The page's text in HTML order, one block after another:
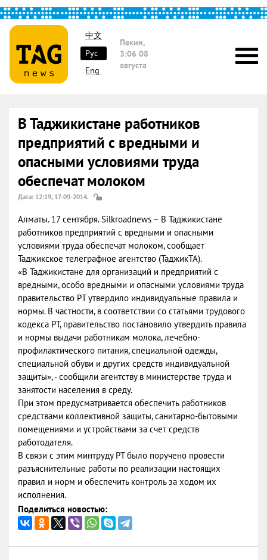
中文
Рус
Eng
Пекин,
3:06 08
августа
В Таджикистане работников
предприятий с вредными и
опасными условиями труда
обеспечат молоком
Дата: 12:19, 17-09-2014.
Алматы. 17 сентября. Silkroadnews – В Таджикистане
работников предприятий с вредными и опасными
условиями труда обеспечат молоком, сообщает
Таджикское телеграфное агентство (ТаджикТА).
«В Таджикистане для организаций и предприятий с
вредными, особо вредными и опасными условиями труда
правительство РТ утвердило индивидуальные правила и
нормы. В частности, в соответствии со статьями трудового
кодекса РТ, правительство постановило утвердить правила
и нормы выдачи работникам молока, лечебно-
профилактического питания, специальной одежды,
специальной обуви и других средств индивидуальной
защиты», - сообщили агентству в министерстве труда и
занятости населения в среду.
При этом предусматривается обеспечить работников
средствами коллективной защиты, санитарно-бытовыми
помещениями и устройствами за счет средств
работодателя.
В связи с этим минтруду РТ было поручено провести
разъяснительные работы по реализации настоящих
правил и норм и обеспечить контроль за ходом их
исполнения.
Поделиться новостью: